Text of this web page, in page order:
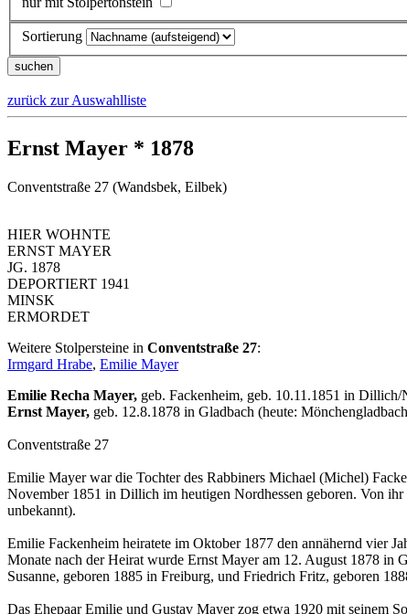
Sortierung
zurück zur Auswahlliste
Ernst Mayer * 1878
Conventstraße 27 (Wandsbek, Eilbek)
HIER WOHNTE
ERNST MAYER
JG. 1878
DEPORTIERT 1941
MINSK
ERMORDET
Weitere Stolpersteine in Conventstraße 27:
Irmgard Hrabe, Emilie Mayer
Emilie Recha Mayer, geb. Fackenheim, geb. 10.11.1851 in Dillich/
Ernst Mayer, geb. 12.8.1878 in Gladbach (heute:
Conventstraße 27
Emilie Mayer war die Tochter des Rabbiners Michael (Michel)
November 1851 in Dillich im heutigen Nordhessen geboren. Von
unbekannt).
Emilie Fackenheim heiratete im Oktober 1877 den annähernd vier
Monate nach der Heirat wurde Ernst Mayer am 12. August 1878 in
Susanne, geboren 1885 in Freiburg, und Friedrich Fritz, geboren
Das Ehepaar Emilie und Gustav Mayer zog etwa 1920 mit seinem